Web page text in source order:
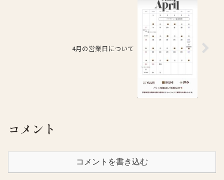
4月の営業日について
コメント
コメントを書き込む